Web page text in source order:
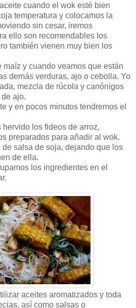
cuando el wok esté bien
temperatura y colocamos la
sin cesar, iremos
ello son recomendables los
también vienen muy bien los
y cuando veamos que están
demás verduras, ajo o cebolla. Yo
mezcla de rúcola y canónigos
ajo.
y en pocos minutos tendremos el
los fideos de arroz,
preparados para añadir al wok.
salsa de soja, dejando que los
de ella.
los ingredientes en el
aceites aromatizados y toda
así como salsas o